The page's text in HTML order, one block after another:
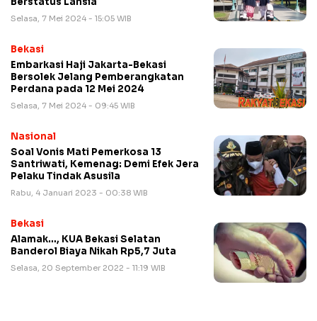
Selasa, 7 Mei 2024 - 15:05 WIB
Bekasi
Embarkasi Haji Jakarta-Bekasi
Bersolek Jelang Pemberangkatan
Perdana pada 12 Mei 2024
Selasa, 7 Mei 2024 - 09:45 WIB
Nasional
Soal Vonis Mati Pemerkosa 13
Santriwati, Kemenag: Demi Efek Jera
Pelaku Tindak Asusila
Rabu, 4 Januari 2023 - 00:38 WIB
Bekasi
Alamak…, KUA Bekasi Selatan
Banderol Biaya Nikah Rp5,7 Juta
Selasa, 20 September 2022 - 11:19 WIB